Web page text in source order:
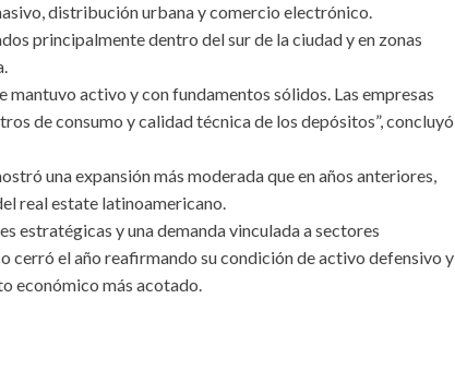
distribución urbana y comercio electrónico.
principalmente dentro del sur de la ciudad y en zonas
activo y con fundamentos sólidos. Las empresas
de consumo y calidad técnica de los depósitos”, concluyó
una expansión más moderada que en años anteriores,
real estate latinoamericano.
estratégicas y una demanda vinculada a sectores
cerró el año reafirmando su condición de activo defensivo y
económico más acotado.